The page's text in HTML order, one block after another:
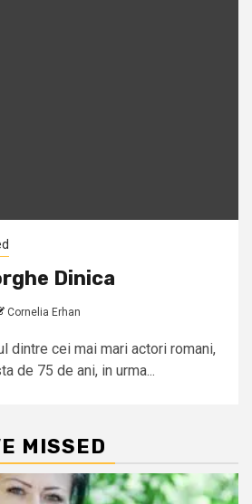
Dinica
Cornelia Erhan
dintre cei mai mari actori romani,
de 75 de ani, in urma...
MISSED